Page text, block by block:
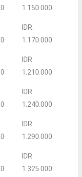
1.150.000
IDR.
1.170.000
IDR.
1.210.000
IDR.
1.240.000
IDR.
1.290.000
IDR.
1.325.000